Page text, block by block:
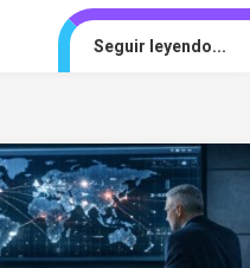
Seguir leyendo...